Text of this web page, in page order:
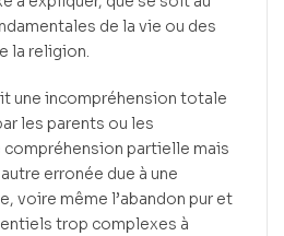
de la vie ou des
la religion.
une incompréhension totale
les parents ou les
partielle mais
erronée due à une
voire même l’abandon pur et
trop complexes à